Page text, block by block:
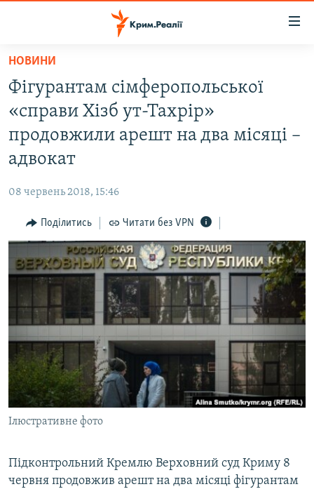
Перейти
основного
матеріалу
Перейти
до
основної
Перейти
пошуку
ВОДА.КРИМ
ВІДЕО ТА ФОТО
ПОГЛЯД
ІНТЕРВ'Ю
ВСЕ ЗА ДЕНЬ
СПЕЦПРОЕКТИ
ДЕПОРТАЦІЯ
ВІДЕОУРОКИ «ELIFBE»
СВІДЧЕННЯ ОКУПАЦІЇ
УКРАЇНСЬКА ПРОБЛЕМА КРИМУ
ІНФОГРАФІКА
ЯК ОБІЙТИ БЛОКУВАННЯ
Русский
Qırımtatar
ДОЛУЧАЙСЯ!
Усі сайти RFE/RL
НОВИНИ
Фігурантам сімферопольської
«справи Хізб ут-Тахрір»
продовжили арешт на два місяці –
адвокат
08 червень 2018, 15:46
Поділитись Читати без VPN
Ілюстративне фото
Підконтрольний Кремлю Верховний суд Криму 8
червня продовжив арешт на два місяці фігурантам